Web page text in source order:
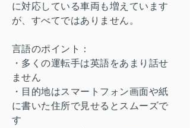
に対応している車両も増えています
が、すべてではありません。
言語のポイント：
・多くの運転手は英語をあまり話せ
ません
・目的地はスマートフォン画面や紙
に書いた住所で見せるとスムーズで
す